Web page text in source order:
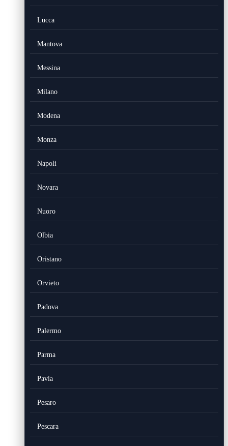
Lucca
Mantova
Messina
Milano
Modena
Monza
Napoli
Novara
Nuoro
Olbia
Oristano
Orvieto
Padova
Palermo
Parma
Pavia
Pesaro
Pescara